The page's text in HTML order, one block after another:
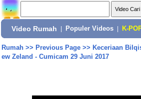
Video Rumah Populer Videos K-
Rumah>> Previous Page>> Keceriaan
ew Zeland - Cumicam 29 Juni 2017